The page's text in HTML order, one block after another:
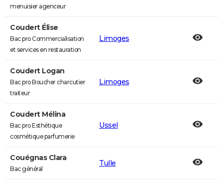
menuisier agenceur
Coudert Élise
Bac pro Commercialisation
et services en restauration
Limoges
Coudert Logan
Bac pro Boucher charcutier
traiteur
Limoges
Coudert Mélina
Bac pro Esthétique
cosmétique parfumerie
Ussel
Couégnas Clara
Bac général
Tulle